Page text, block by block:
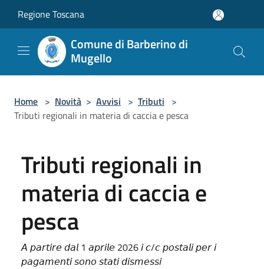
Regione Toscana
Comune di Barberino di
Mugello
Home > Novità > Avvisi > Tributi >
Tributi regionali in materia di caccia e pesca
Tributi regionali in
materia di caccia e
pesca
𝘈 𝘱𝘢𝘳𝘵𝘪𝘳𝘦 𝘥𝘢𝘭 1 𝘢𝘱𝘳𝘪𝘭𝘦 2026 𝘪 𝘤/𝘤 𝘱𝘰𝘴𝘵𝘢𝘭𝘪 𝘱𝘦𝘳 𝘪
𝘱𝘢𝘨𝘢𝘮𝘦𝘯𝘵𝘪 𝘴𝘰𝘯𝘰 𝘴𝘵𝘢𝘵𝘪 𝘥𝘪𝘴𝘮𝘦𝘴𝘴𝘪